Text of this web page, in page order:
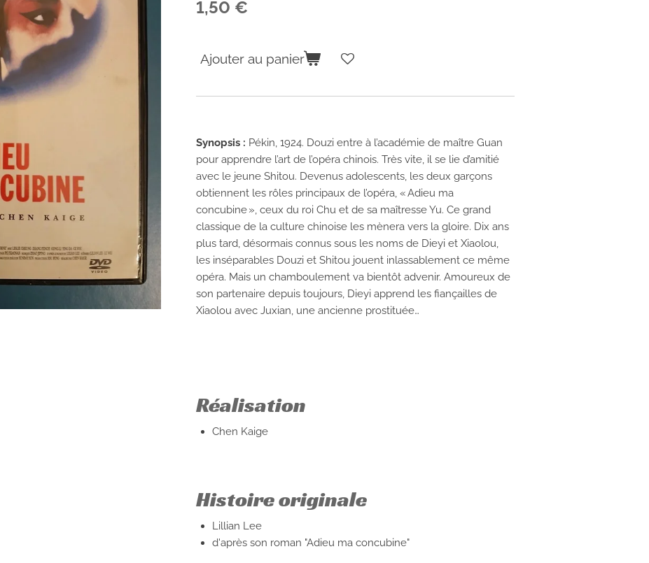
1,50 €
Ajouter au panier
Synopsis : Pékin, 1924. Douzi entre à l’académie de maître Guan
pour apprendre l’art de l’opéra chinois. Très vite, il se lie d’amitié
avec le jeune Shitou. Devenus adolescents, les deux garçons
obtiennent les rôles principaux de l’opéra, « Adieu ma
concubine », ceux du roi Chu et de sa maîtresse Yu. Ce grand
classique de la culture chinoise les mènera vers la gloire. Dix ans
plus tard, désormais connus sous les noms de Dieyi et Xiaolou,
les inséparables Douzi et Shitou jouent inlassablement ce même
opéra. Mais un chamboulement va bientôt advenir. Amoureux de
son partenaire depuis toujours, Dieyi apprend les fiançailles de
Xiaolou avec Juxian, une ancienne prostituée…
Réalisation
Chen Kaige
Histoire originale
Lillian Lee
d'après son roman "Adieu ma concubine"